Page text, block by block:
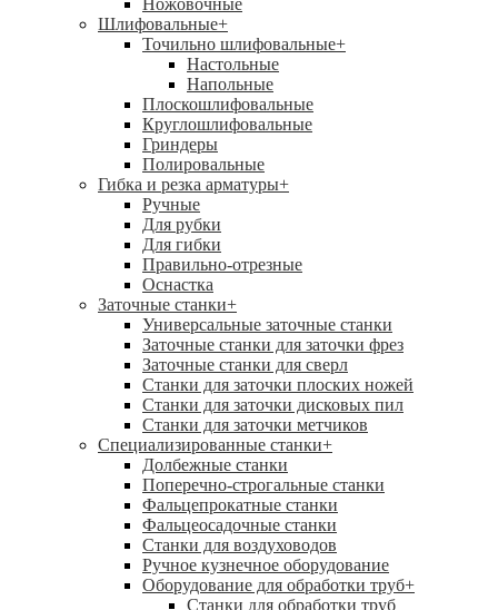
Ножовочные
Шлифовальные+
Точильно шлифовальные+
Настольные
Напольные
Плоскошлифовальные
Круглошлифовальные
Гриндеры
Полировальные
Гибка и резка арматуры+
Ручные
Для рубки
Для гибки
Правильно-отрезные
Оснастка
Заточные станки+
Универсальные заточные станки
Заточные станки для заточки фрез
Заточные станки для сверл
Станки для заточки плоских ножей
Станки для заточки дисковых пил
Станки для заточки метчиков
Специализированные станки+
Долбежные станки
Поперечно-строгальные станки
Фальцепрокатные станки
Фальцеосадочные станки
Станки для воздуховодов
Ручное кузнечное оборудование
Оборудование для обработки труб+
Станки для обработки труб